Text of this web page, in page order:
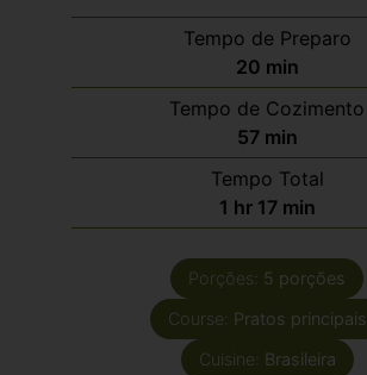
Tempo de Preparo
20 min
Tempo de Cozimento
57 min
Tempo Total
1 hr 17 min
Porções: 5 porções
Course: Pratos principais
Cuisine: Brasileira